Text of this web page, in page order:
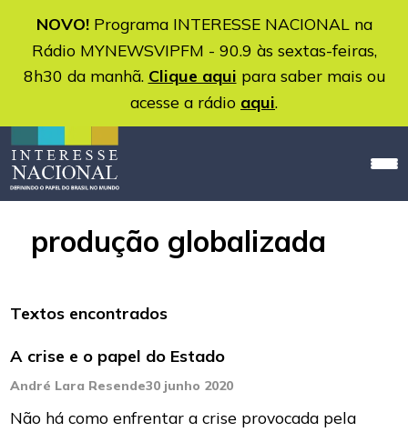
NOVO!Programa INTERESSE NACIONAL na
Rádio MYNEWSVIPFM - 90.9 às sextas-feiras,
8h30 da manhã. Clique aqui para saber mais ou
acesse a rádio aqui.
produção globalizada
Textos encontrados
A crise e o papel do Estado
André Lara Resende30 junho 2020
Não há como enfrentar a crise provocada pela